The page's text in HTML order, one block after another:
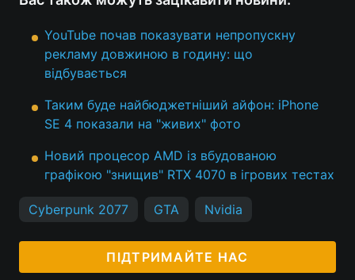
YouTube почав показувати непропускну
рекламу довжиною в годину: що
відбувається
Таким буде найбюджетніший айфон: iPhone
SE 4 показали на "живих" фото
Новий процесор AMD із вбудованою
графікою "знищив" RTX 4070 в ігрових тестах
Cyberpunk 2077 GTA Nvidia
ПІДТРИМАЙТЕ НАС